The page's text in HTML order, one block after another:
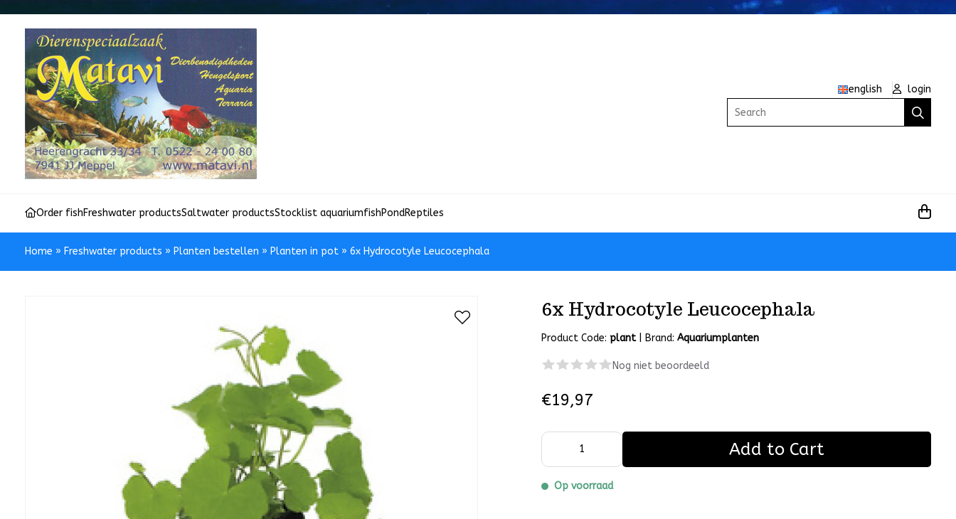
english
login
Search
Order fishFreshwater productsSaltwater productsStocklist aquariumfishPondReptiles
Home » Freshwater products » Planten bestellen » Planten in pot » 6x Hydrocotyle Leucocephala
6x Hydrocotyle Leucocephala
Product Code: plant Brand:Aquariumplanten
Nog niet beoordeeld
€19,97
Add to Cart
Op voorraad